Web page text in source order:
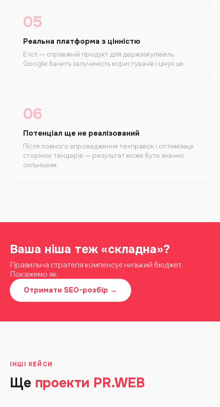
05
Реальна платформа з цінністю
E-lot — справжній продукт для держзакупівель.
Google бачить залученість користувачів і цінує це.
06
Потенціал ще не реалізований
Після повного впровадження техправок і оптимізації
сторінок тендерів — результат може бути значно
сильнішим.
Ваша ніша теж «складна»?
Правильна стратегія компенсує низький бюджет.
Покажемо як.
Отримати SEO-розбір →
ІНШІ КЕЙСИ
Ще проекти PR.WEB